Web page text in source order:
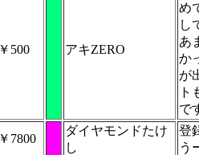
￥500 アキZERO
め
し
あ
か
が
ト
で
￥7800
ダイヤモンドたけ
し
登
う